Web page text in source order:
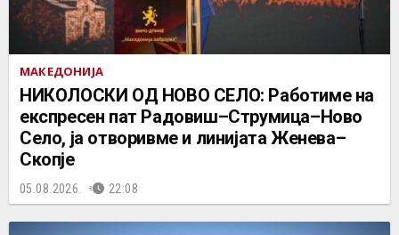
МАКЕДОНИЈА
НИКОЛОСКИ ОД НОВО СЕЛО: Работиме на
експресен пат Радовиш–Струмица–Ново
Село, ја отворивме и линијата Женева–
Скопје
05.08.2026. 22:08